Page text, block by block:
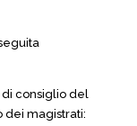
di consiglio del
dei magistrati: